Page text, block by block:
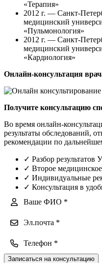
«Терапия»
2012 г. — Санкт-
медицинский
«Пульмонология»
2012 г. — Санкт-
медицинский
«Кардиология»
Онлайн-консультация
Получите консультацию
Во время онлайн-
результаты обследований,
рекомендации по
✓ Разбор результатов
✓ Второе
✓ Индивидуальные
✓ Консультация в
Записаться на консультацию